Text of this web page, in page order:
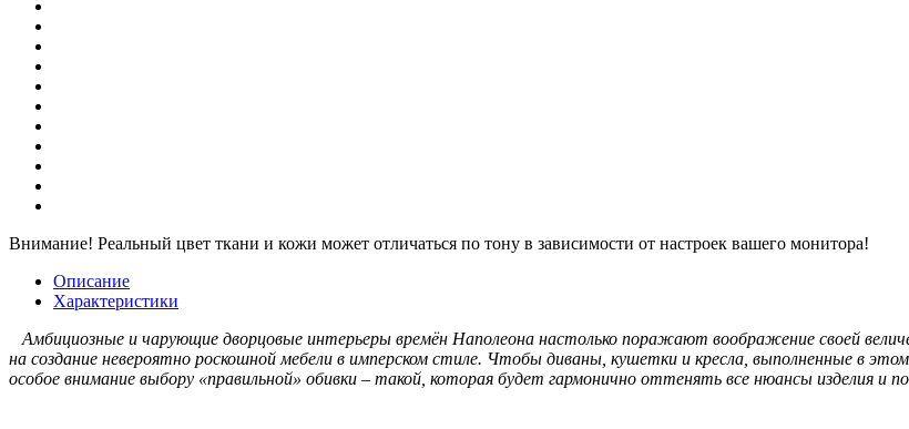
Внимание! Реальный цвет ткани и кожи может отличаться по тону в зависимости от настроек вашего монитора!
Описание
Характеристики
Амбициозные и чарующие дворцовые интерьеры времён Наполеона настолько поражают воображение своей
на создание невероятно роскошной мебели в имперском стиле. Чтобы диваны, кушетки и кресла, выполненные в
особое внимание выбору «правильной» обивки – такой, которая будет гармонично оттенять все нюансы изделия и